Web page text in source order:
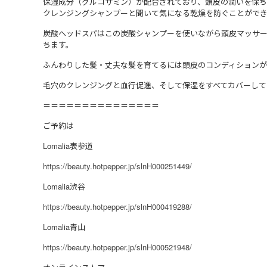
クレンジングシャンプーと聞いて気になる乾燥を防ぐことがで
炭酸ヘッドスパはこの炭酸シャンプーを使いながら頭皮マッ
ちます。
ふんわりした髪・丈夫な髪を育てるには頭皮のコンディション
毛穴のクレンジングと血行促進、そして保湿をすべてカバーし
＝＝＝＝＝＝＝＝＝＝＝＝＝＝＝
ご予約は
Lomalia表参道
https://beauty.hotpepper.jp/slnH000251449/
Lomalia渋谷
https://beauty.hotpepper.jp/slnH000419288/
Lomalia青山
https://beauty.hotpepper.jp/slnH000521948/